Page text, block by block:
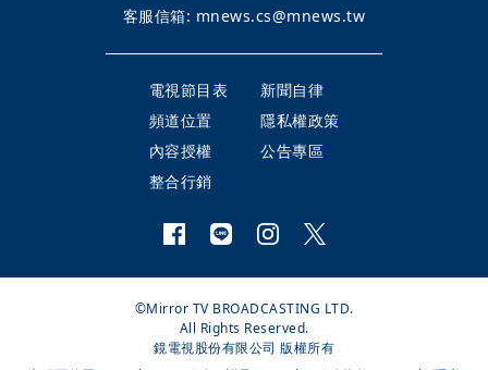
客服信箱: mnews.cs@mnews.tw
電視節目表
新聞自律
頻道位置
隱私權政策
內容授權
公告專區
整合行銷
©Mirror TV BROADCASTING LTD.
All Rights Reserved.
鏡電視股份有限公司 版權所有